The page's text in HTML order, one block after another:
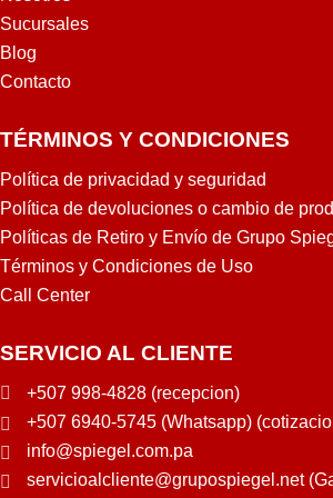
Sucursales
Blog
Contacto
TÉRMINOS Y CONDICIONES
Política de privacidad y seguridad
Política de devoluciones o cambio de
Políticas de Retiro y Envío de Grupo
Términos y Condiciones de Uso
Call Center
SERVICIO AL CLIENTE
+507 998-4828 (recepcion)
+507 6940-5745 (Whatsapp)
info@spiegel.com.pa
servicioalcliente@grupospiegel.net